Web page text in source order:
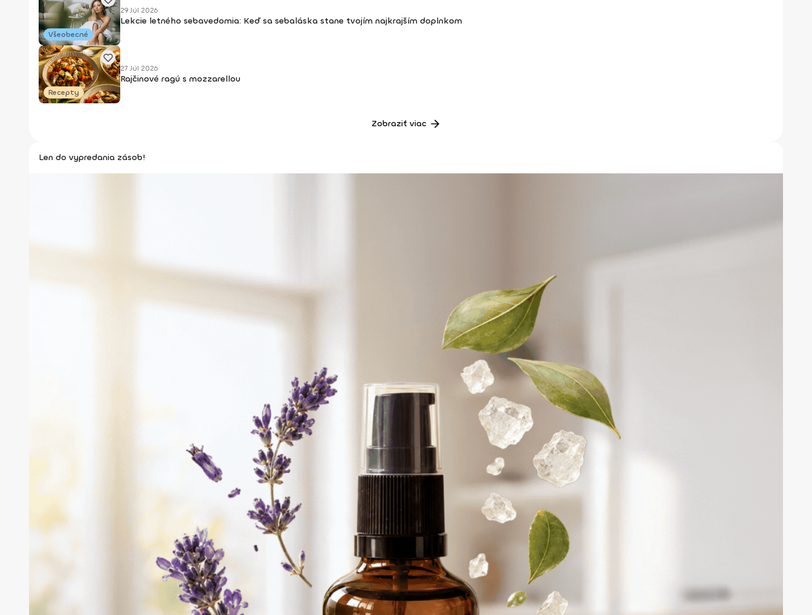
Všeobecné
29 Júl 2026
Lekcie letného sebavedomia: Keď sa sebaláska stane tvojím najkrajším doplnkom
Recepty
27 Júl 2026
Rajčinové ragú s mozzarellou
Zobraziť viac
Len do vypredania zásob!